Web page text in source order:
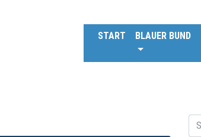
START BLAUER BUND